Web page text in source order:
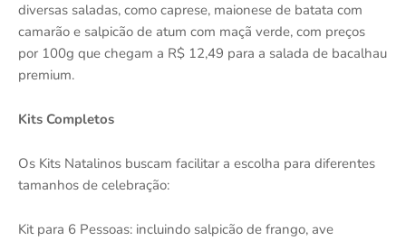
diversas saladas, como caprese, maionese de batata com
camarão e salpicão de atum com maçã verde, com preços
por 100g que chegam a R$ 12,49 para a salada de bacalhau
premium.
Kits Completos
Os Kits Natalinos buscam facilitar a escolha para diferentes
tamanhos de celebração:
Kit para 6 Pessoas: incluindo salpicão de frango, ave